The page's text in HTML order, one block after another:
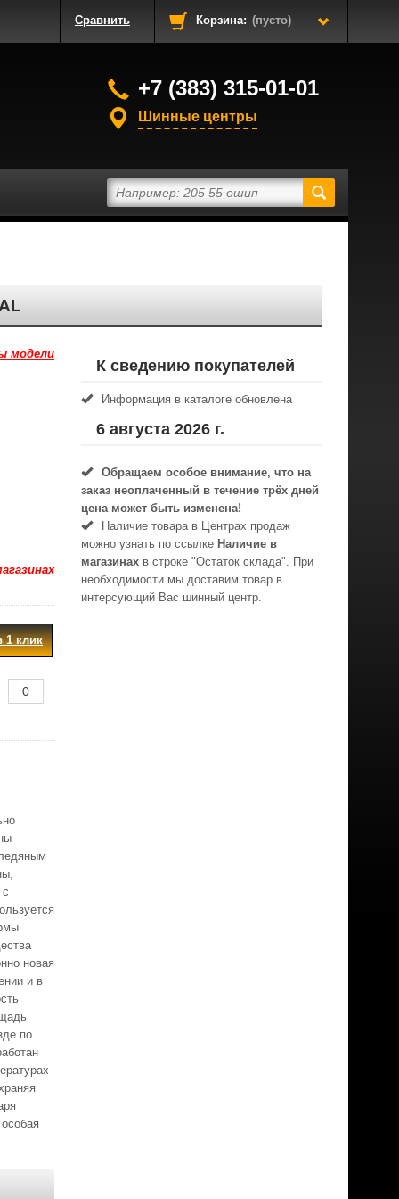
Сравнить Корзина: (пусто)
+7 (383) 315-01-01
Шинные центры
модели
1 клик
новая
и в
по
К сведению покупателей
Информация в каталоге обновлена
6 августа 2026 г.
Обращаем особое внимание, что на
заказ неоплаченный в течениe трёх дней
цена может быть изменена!
Наличие товара в Центрах продаж
можно узнать по ссылке Наличие в
магазинах в строке "Остаток склада". При
необходимости мы доставим товар в
интерсующий Вас шинный центр.